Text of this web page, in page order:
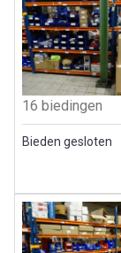
16 biedingen
Bieden gesloten